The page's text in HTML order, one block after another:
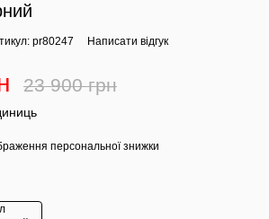
pr80247 Написати відгук
23 900 грн
персональної знижки